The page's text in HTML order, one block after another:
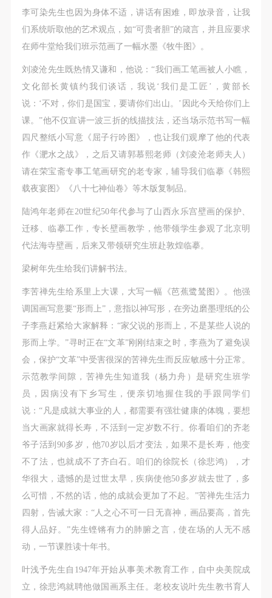
李可染先生也因为身体不适，讲话有困难，即放录音，让我
们系统听取他的艺术观点，如“可贵者胆”的箴言，并且应要求
在师牛堂给我们班示范画了一幅水墨《牧牛图》。
刘凌沧先生既热情又谦和，他说：“我们画工笔画被人小瞧，
文化部长黄镇约我们谈话，我说‘我们是工匠’，黄部长
说：‘不对，你们是国宝，要请你们出山。’因此今天给你们上
课。”他不仅宣讲一波三折的线描技法，还当场示范书写一幅
四尺整纸小写意《屈子行吟图》，也让我们观摩了他的代表
作《淝水之战》，之后又请郭慕熙老师（刘凌沧老师夫人）
请在荣宝斋专事工笔画研究的老专家，辅导我们临摹《韩熙
载夜宴图》《八十七神仙卷》等木版复制品。
陆鸿年老师在20世纪50年代参与了山西永乐宫壁画的保护、
迁移、临摹工作，专长壁画教学，他带领学生参观了北京明
代法海寺壁画，后来又带领研究生班赴敦煌临摹。
梁树年先生给我们讲解书法。
李苦禅先生给系里上大课，大写一幅《芭蕉鹭鸶图》。他强
调国画写意要“形而上”，意指以神写形，在旁边磨墨理纸的公
子李燕赶紧给大家解释：“家父说的形而上，不是某些人说的
形而上学。”寻时正在“文革”刚刚结束之时，李燕为了避免误
会，保护“文革”中受害很深的苦禅先生而反应敏感十分正常。
示范教学间隙，苦禅先生知道我（杨力舟）是研究生班学
员，因病没有下乡写生，便亲切地握住我的手跟同学们
说：“凡是成就大事业的人，都需要有强壮健康的体魄，要想
当大画家就得长寿，不活到一定岁数不行。你看咱们的齐老
爷子活到90多岁，他70岁以后才变法，如果不是长寿，他变
不了法，也就成不了齐白石。咱们的徐院长（徐悲鸿），才
华很大，遗憾的是过世太早，疾病使他50多岁就去世了，多
么可惜，不然的话，他的成就会更加了不起。”苦禅先生活力
四射，告诫大家：“人之心不可一日无喜神，画品要高，首先
得人品好。”先生铿锵有力的肺腑之言，使在场的人无不感
动，一节课胜读十年书。
叶浅予先生自1947年开始从事美术教育工作，自中央美院成
立，徐悲鸿就聘他做国画系主任。老校友说叶先生教书育人
快捷登录 帐号密码登录
手机号码
发送验证码
手机号码将作为您的登录账号
验证码
登录
可使用雅昌艺术网会员账户登录